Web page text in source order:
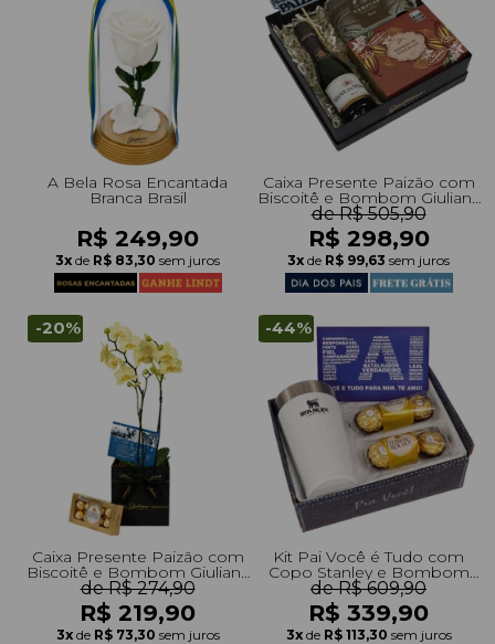
+Presentes com Flores
+Presentes por Ocasião
+Presentes para Família
+Presentes para Todos
+Tipo de Cesta
+Tipos de Buquês
+Tipos de Arranjos
+Tipos de Flores
+Por Cores
+Cidades do Sul
+Cidades do Sudeste
+Cidades do Norte
+Cidades do Nordeste
A Bela Rosa Encantada
Branca Brasil
R$ 249,90
3x de R$ 83,30 sem juros
Caixa Presente Paizão com
Biscoitê e Bombom Giuliana
Flores
de R$ 505,90
R$ 298,90
3x de R$ 99,63 sem juros
-20%
Caixa Presente Paizão com
Biscoitê e Bombom Giuliana
Flores
de R$ 274,90
R$ 219,90
3x de R$ 73,30 sem juros
-44%
Kit Pai Você é Tudo com
Copo Stanley e Bombom
Ferrero Rocher
de R$ 609,90
R$ 339,90
3x de R$ 113,30 sem juros